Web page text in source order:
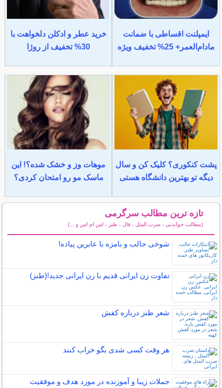
ایمپلنت اقساطی با ضمانت
مادام‌العمر+ 25% تخفیف ویژه
خرید عطر و ادکلن دلخواهت با
30% تخفیف از روژا
پشت کنکوری؟ کلیک کن و سال
دیگه تو بهترین دانشگاه هستی
موهات وز و خشک شده؟! این
ماسک مو رو امتحان کردی؟
تازه ترین مطالب سرگرمی
(مطالب خواندنی ، ضرب المثل ، فال ، طنز ، اس ام اس و ...)
شوخی جالب و بامزه با عابرین پیاده!
تفاوت زن ایرانی قدیم با زن ایرانی جدید!(طنز)
شعر طنز درباره کفش
هر وقت کسی شدی بگو خراب کنند
جملات زیبا و آموزنده در مورد هدف و موفقیت